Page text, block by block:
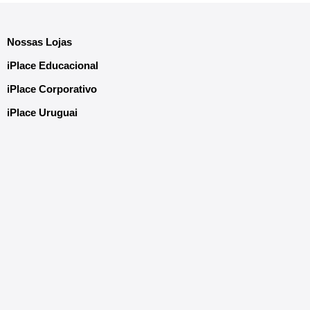
Nossas Lojas
iPlace Educacional
iPlace Corporativo
iPlace Uruguai